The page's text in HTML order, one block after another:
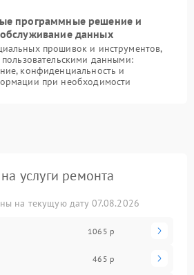
программные решение и
данных
прошивок и инструментов,
данными:
конфиденциальность и
при необходимости
услуги ремонта
на текущую дату 07.08.2026
1065 р
465 р